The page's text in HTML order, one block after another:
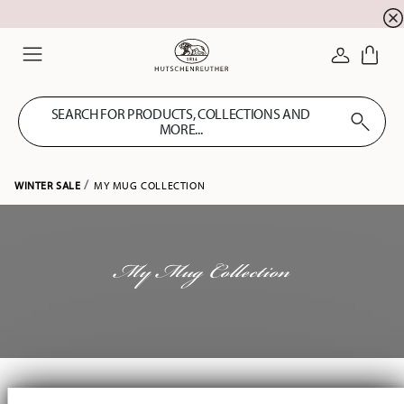
Summer SALE! Get EXTRA 5% OFF and
LOGIN
SEARCH FOR PRODUCTS, COLLECTIONS AND
MORE...
WINTER SALE MY MUG COLLECTION
My Mug Collection
Footer
Services